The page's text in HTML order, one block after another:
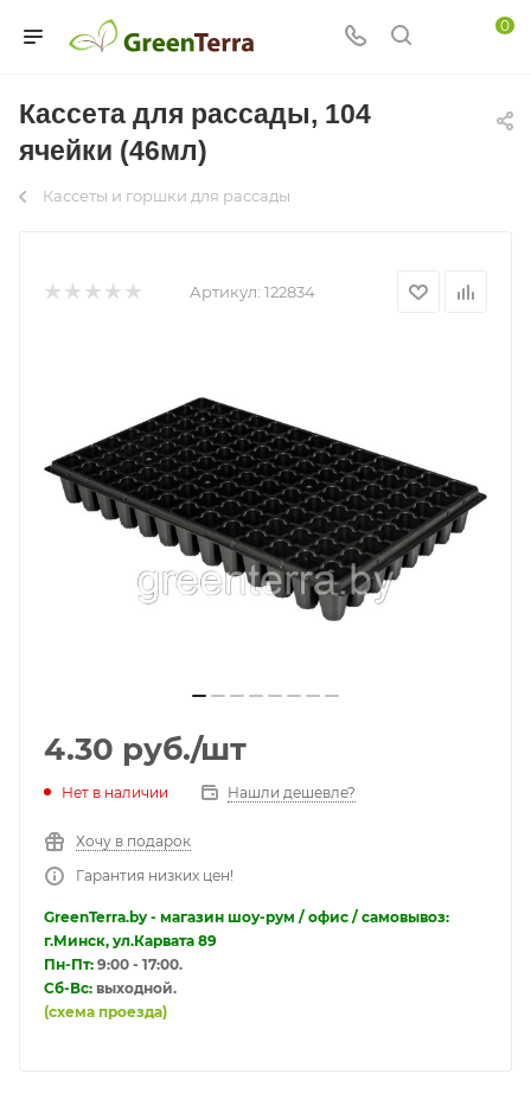
0
Кассета для рассады, 104
ячейки (46мл)
Кассеты и горшки для рассады
Артикул: 122834
4.30 руб./шт
Нет в наличии Нашли дешевле?
Хочу в подарок
Гарантия низких цен!
GreenTerra.by - магазин шоу-рум / офис / самовывоз:
г.Минск, ул.Карвата 89
Пн-Пт: 9:00 - 17:00.
Сб-Вс: выходной.
(схема проезда)